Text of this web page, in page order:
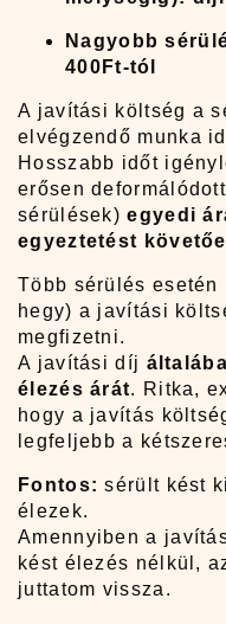
Nagyobb
400Ft-tól
A javítási költség a
elvégzendő munka
Hosszabb időt
erősen
sérülések)egyedi
egyeztetést
Több sérülés
hegy) a javítási
megfizetni.
A javítási díj
élezés árát. Ritka,
hogy a javítás
legfeljebb a
Fontos: sérült kést
élezek.
Amennyiben a
kést élezés nélkül,
juttatom vissza.